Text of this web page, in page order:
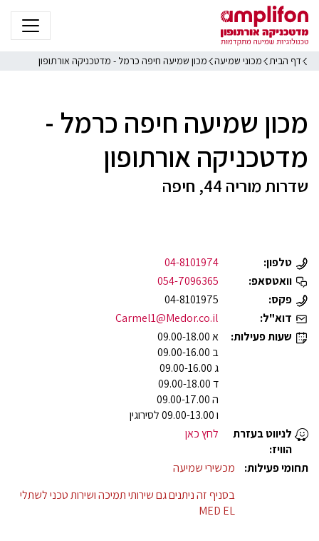
דף הבית מכוני שמיעה מכון שמיעה חיפה כרמל - מדטכניקה אורתופון
מכון שמיעה חיפה כרמל -
מדטכניקה אורתופון
שדרות מוריה 44, חיפה
טלפון:
04-8101974
וואטסאפ:
054-7096365
פקס:
04-8101975
דוא"ל:
Carmel1@Medor.co.il
שעות פעילות:
א 09.00-18.00
ב 09.00-16.00
ג 09.00-16.00
ד 09.00-18.00
ה 09.00-17.00
ו 09.00-13.00 לסירוגין
לניווט בעזרת
הוויז:
לחץ כאן
תחומי פעילות:
מכשירי שמיעה
בסניף זה ניתנים גם שירותי תמיכה ושירות טכני לשתלי
MED EL